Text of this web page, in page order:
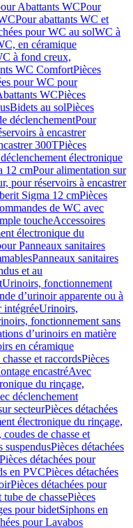
Abattants WCPour
Pour abattants WC et
pour WC au solWC à
en céramique
à fond creux,
WC ComfortPièces
pour WC pour
WCPièces
Bidets au solPièces
déclenchementPour
à encastrer
300TPièces
électronique
12 cmPour alimentation sur
pour réservoirs à encastrer
Sigma 12 cmPièces
de WC avec
toucheAccessoires
électronique du
Panneaux sanitaires
Panneaux sanitaires
et au
Urinoirs, fonctionnement
d’urinoir apparente ou à
intégréeUrinoirs,
fonctionnement sans
d’urinoirs en matière
en céramique
et raccordsPièces
encastréAvec
du rinçage,
déclenchement
secteurPièces détachées
électronique du rinçage,
coudes de chasse et
suspendusPièces détachées
Pièces détachées pour
en PVCPièces détachées
Pièces détachées pour
de chassePièces
pour bidetSiphons en
pour Lavabos